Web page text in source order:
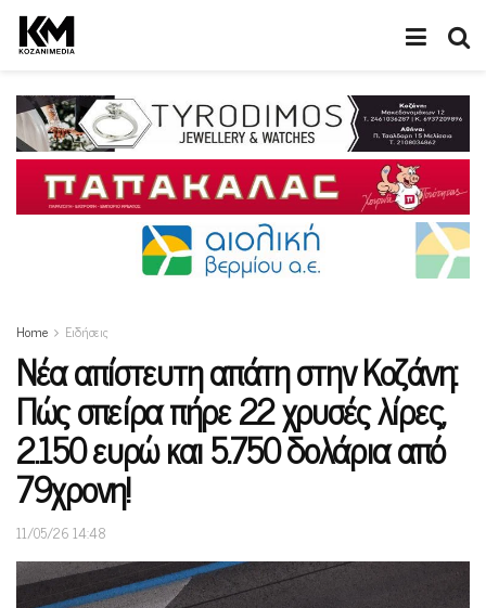
Home Ειδήσεις
Nέα απίστευτη απάτη στην Κοζάνη:
Πώς σπείρα πήρε 22 χρυσές λίρες,
2.150 ευρώ και 5.750 δολάρια από
79χρονη!
11/05/26 14:48